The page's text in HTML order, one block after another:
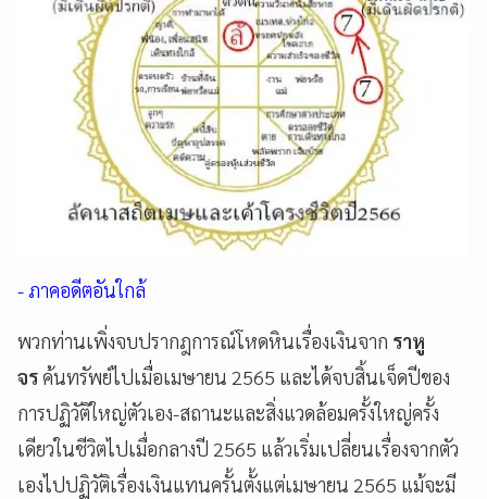
- ภาคอดีตอันใกล้
พวกท่านเพิ่งจบปรากฎการณ์โหดหินเรื่องเงินจาก ราหู
จรค้นทรัพย์ไปเมื่อเมษายน 2565 และได้จบสิ้นเจ็ดปีของ
การปฏิวัติใหญ่ตัวเอง-สถานะและสิ่งแวดล้อมครั้งใหญ่ครั้ง
เดียวในชีวิตไปเมื่อกลางปี 2565 แล้วเริ่มเปลี่ยนเรื่องจากตัว
เองไปปฏิวัติเรื่องเงินแทนครั้นตั้งแต่เมษายน 2565 แม้จะมี